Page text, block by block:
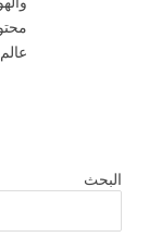
البحث